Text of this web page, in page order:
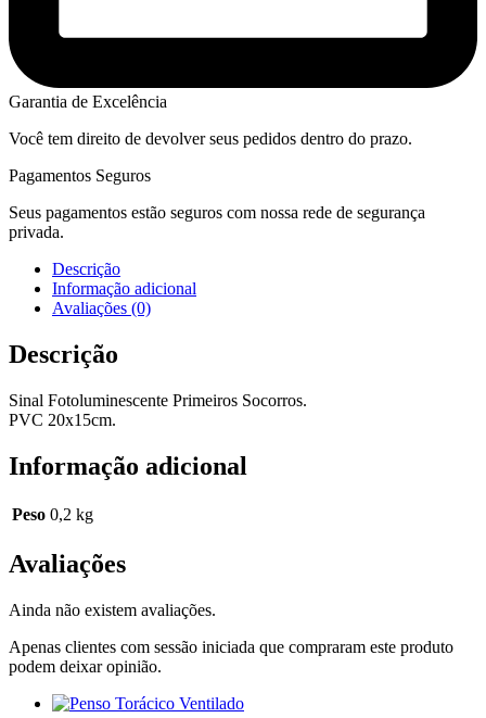
Garantia de Excelência
Você tem direito de devolver seus pedidos dentro do prazo.
Pagamentos Seguros
Seus pagamentos estão seguros com nossa rede de segurança
privada.
Descrição
Informação adicional
Avaliações (0)
Descrição
Sinal Fotoluminescente Primeiros Socorros.
PVC 20x15cm.
Informação adicional
Peso 0,2 kg
Avaliações
Ainda não existem avaliações.
Apenas clientes com sessão iniciada que compraram este produto
podem deixar opinião.